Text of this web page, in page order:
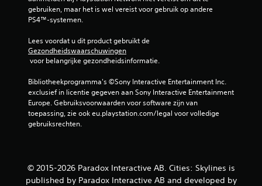
gebruiken, maar het is wel vereist voor gebruik op andere
PS4™-systemen.
Lees voordat u dit product gebruikt de
Gezondheidswaarschuwingen
voor belangrijke gezondheidsinformatie.
Bibliotheekprogramma's ©Sony Interactive Entertainment Inc.
exclusief in licentie gegeven aan Sony Interactive Entertainment
Europe. Gebruiksvoorwaarden voor software zijn van
toepassing, zie ook eu.playstation.com/legal voor volledige
gebruiksrechten.
© 2015-2026 Paradox Interactive AB. Cities: Skylines is
published by Paradox Interactive AB and developed by